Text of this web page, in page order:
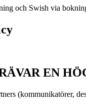
och Swish via
EN
(kommunikatörer,